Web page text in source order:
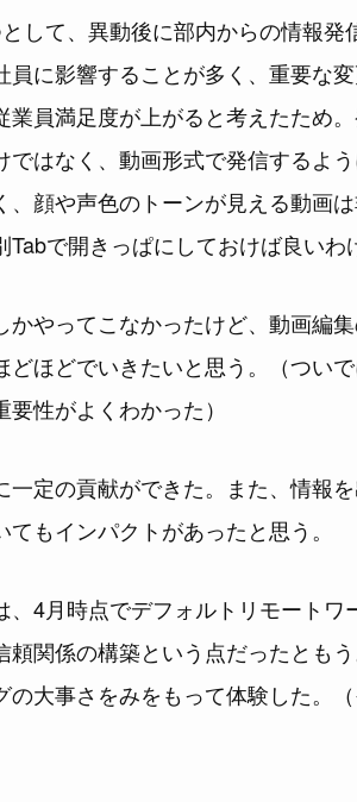
して、異動後に部内からの情報発
員に影響することが多く、重要な
業員満足度が上がると考えたため
ではなく、動画形式で発信するよ
、顔や声色のトーンが見える動画
で開きっぱにしておけば良いわ
やってこなかったけど、動画編
どほどでいきたいと思う。（つい
性がよくわかった）
定の貢献ができた。また、情報
もインパクトがあったと思う。
、4月時点でデフォルトリモートワ
頼関係の構築という点だったとも
の大事さをみをもって体験した。